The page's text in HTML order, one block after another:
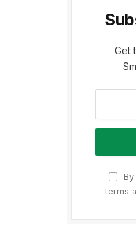
Get
terms